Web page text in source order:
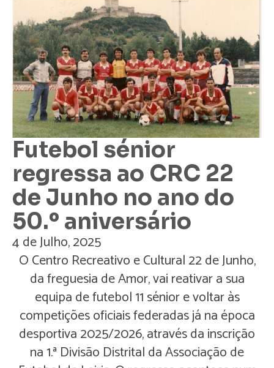
Futebol sénior
regressa ao CRC 22
de Junho no ano do
50.º aniversário
4 de Julho, 2025
O Centro Recreativo e Cultural 22 de Junho,
da freguesia de Amor, vai reativar a sua
equipa de futebol 11 sénior e voltar às
competições oficiais federadas já na época
desportiva 2025/2026, através da inscrição
na 1.ª Divisão Distrital da Associação de